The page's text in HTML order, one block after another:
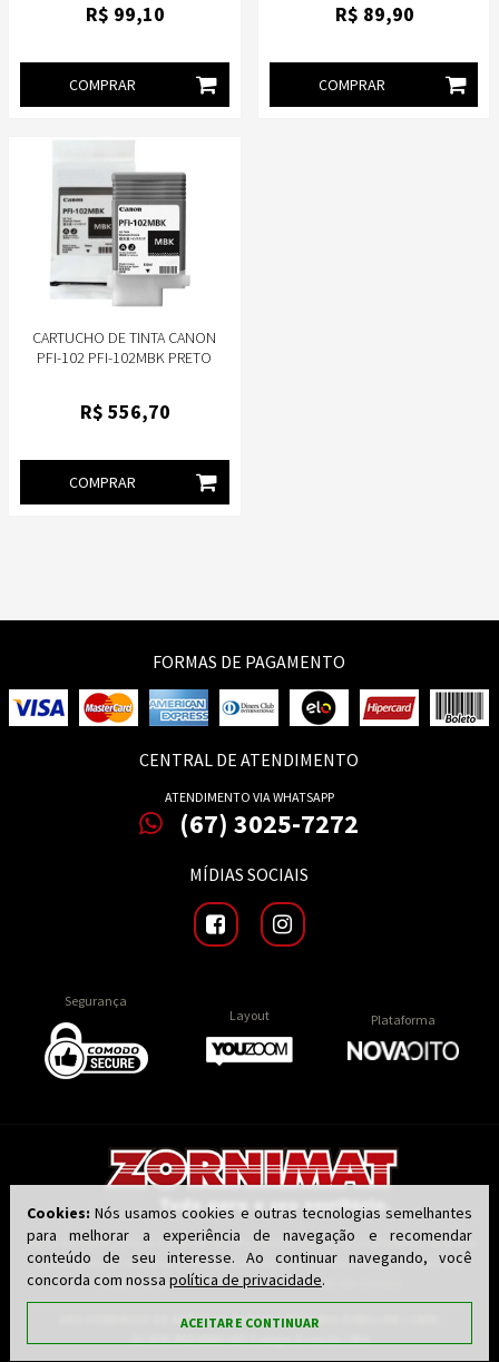
R$ 99,10
COMPRAR
R$ 89,90
COMPRAR
CARTUCHO DE TINTA CANON
PFI-102 PFI-102MBK PRETO
R$ 556,70
COMPRAR
FORMAS DE PAGAMENTO
CENTRAL DE ATENDIMENTO
ATENDIMENTO VIA WHATSAPP
(67) 3025-7272
MÍDIAS SOCIAIS
Segurança
Layout
Plataforma
Todas as regras, preços e promoções são válidas apenas para produtos vendidos
e entregues por nossa loja virtual zornimat.com.br, não válidos para as lojas
físicas. O preço válido será o da finalização da compra.
JMZ COMERCIO DE ARTIGOS PARA ESCRITORIO EIRELI ME | CNPJ:
Cookies: Nós usamos cookies e outras tecnologias semelhantes
para melhorar a experiência de navegação e recomendar
conteúdo de seu interesse. Ao continuar navegando, você
concorda com nossa política de privacidade.
ACEITAR E CONTINUAR